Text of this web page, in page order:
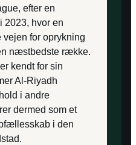
efter en
2023, hvor en
vejen for oprykning
næstbedste række.
kendt for sin
Al-Riyadh
i andre
dermed som et
i den